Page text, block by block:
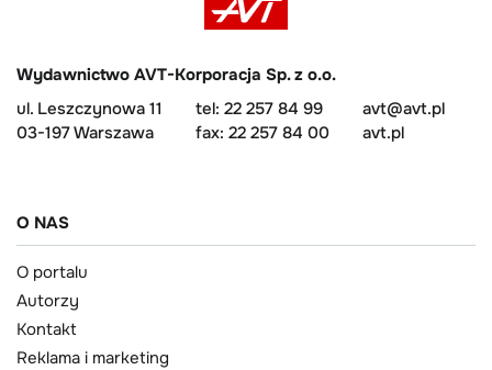
Wydawnictwo AVT-Korporacja Sp. z o.o.
ul. Leszczynowa 11
03-197 Warszawa
tel: 22 257 84 99
fax: 22 257 84 00
avt@avt.pl
avt.pl
O NAS
O portalu
Autorzy
Kontakt
Reklama i marketing